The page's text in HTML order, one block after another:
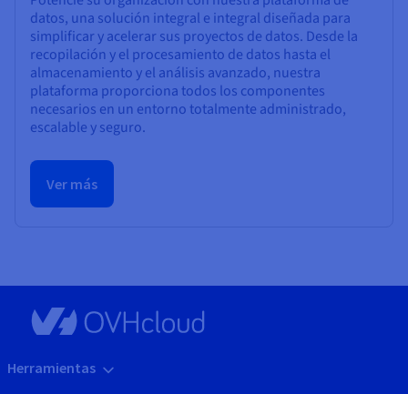
datos, una solución integral e integral diseñada para
simplificar y acelerar sus proyectos de datos. Desde la
recopilación y el procesamiento de datos hasta el
almacenamiento y el análisis avanzado, nuestra
plataforma proporciona todos los componentes
necesarios en un entorno totalmente administrado,
escalable y seguro.
Ver más
Herramientas